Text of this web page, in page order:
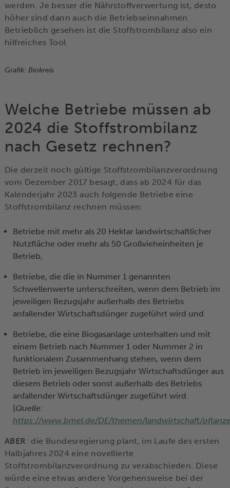
werden. Je besser die Nährstoffverwertung ist, desto
höher sind dann auch die Betriebseinnahmen.
Betrieblich gesehen ist die Stoffstrombilanz also ein
hilfreiches Tool.
Grafik: Biokreis
Welche Betriebe müssen ab
2024 die Stoffstrombilanz
nach Gesetz rechnen?
Die derzeit noch gültige Stoffstrombilanzverordnung
vom Dezember 2017 besagt, dass ab 2024 für das
Kalenderjahr 2023 auch folgende Betriebe eine
Stoffstrombilanz rechnen müssen:
Betriebe mit mehr als 20 Hektar landwirtschaftlicher
Nutzfläche oder mehr als 50 Großvieheinheiten je
Betrieb,
Betriebe, die die in Nummer 1 genannten
Schwellenwerte unterschreiten, wenn dem Betrieb im
jeweiligen Bezugsjahr außerhalb des Betriebs
anfallender Wirtschaftsdünger zugeführt wird und
Betriebe, die eine Biogasanlage unterhalten und mit
einem Betrieb nach Nummer 1 oder Nummer 2 in
funktionalem Zusammenhang stehen, wenn dem
Betrieb im jeweiligen Bezugsjahr Wirtschaftsdünger aus
diesem Betrieb oder sonst außerhalb des Betriebs
anfallender Wirtschaftsdünger zugeführt wird.
[Quelle:
https://www.bmel.de/DE/themen/landwirtschaft/
ABER: die Bundesregierung plant, im Laufe des ersten
Halbjahres 2024 eine novellierte
Stoffstrombilanzverordnung zu verabschieden. Diese
würde eine etwas andere Vorgehensweise bei der